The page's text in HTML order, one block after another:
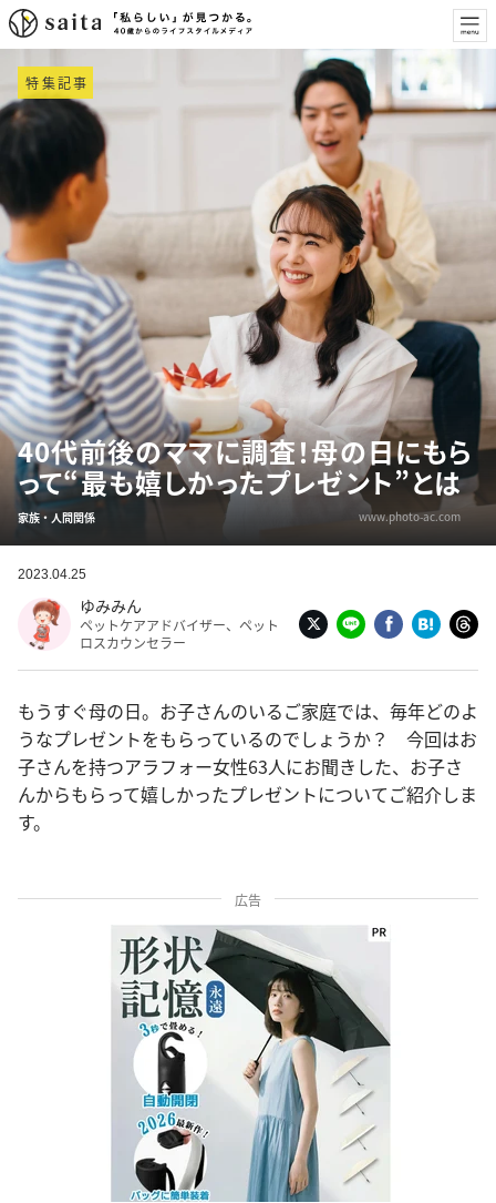
特集記事
40代前後のママに調査！母の日にもら
って“最も嬉しかったプレゼント”とは
家族・人間関係 www.photo-ac.com
2023.04.25
ゆみみん
ペットケアアドバイザー、ペット
ロスカウンセラー
もうすぐ母の日。お子さんのいるご家庭では、毎年どのよ
うなプレゼントをもらっているのでしょうか？ 今回はお
子さんを持つアラフォー女性63人にお聞きした、お子さ
んからもらって嬉しかったプレゼントについてご紹介しま
す。
広告